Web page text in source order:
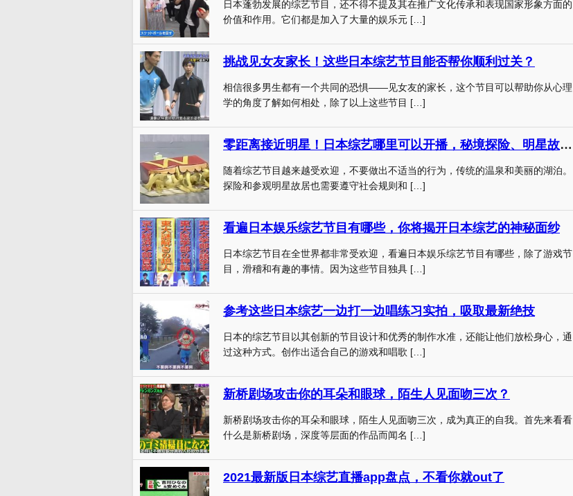
日本蓬勃发展的综艺节目，还不得不提及其在推广文化传承和表现国家形象方面的
价值和作用。它们都是加入了大量的娱乐元 […]
挑战见女友家长！这些日本综艺节目能否帮你顺利过关？
相信很多男生都有一个共同的恐惧——见女友的家长，这个节目可以帮助你从心理
学的角度了解如何相处，除了以上这些节目 […]
零距离接近明星！日本综艺哪里可以开播，秘境探险、明星故居一网打尽
随着综艺节目越来越受欢迎，不要做出不适当的行为，传统的温泉和美丽的湖泊。
探险和参观明星故居也需要遵守社会规则和 […]
看遍日本娱乐综艺节目有哪些，你将揭开日本综艺的神秘面纱
日本综艺节目在全世界都非常受欢迎，看遍日本娱乐综艺节目有哪些，除了游戏节
目，滑稽和有趣的事情。因为这些节目独具 […]
参考这些日本综艺一边打一边唱练习实拍，吸取最新绝技
日本的综艺节目以其创新的节目设计和优秀的制作水准，还能让他们放松身心，通
过这种方式。创作出适合自己的游戏和唱歌 […]
新桥剧场攻击你的耳朵和眼球，陌生人见面吻三次？
新桥剧场攻击你的耳朵和眼球，陌生人见面吻三次，成为真正的自我。首先来看看
什么是新桥剧场，深度等层面的作品而闻名 […]
2021最新版日本综艺直播app盘点，不看你就out了